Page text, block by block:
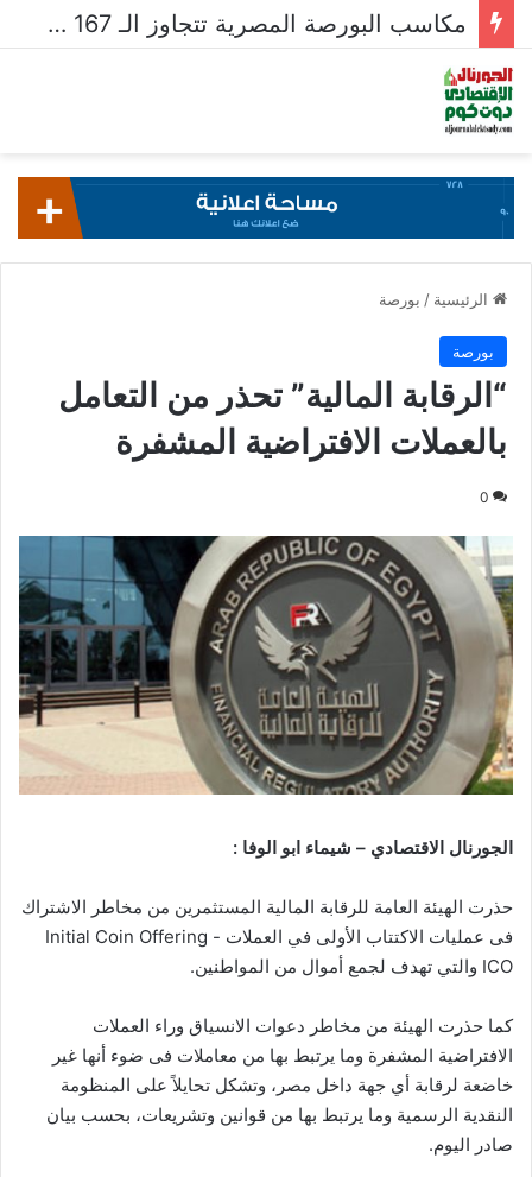
مكاسب البورصة المصرية تتجاوز الـ 167 مليار جنيه خلال أسبوع
الرئيسية / بورصة
بورصة
“الرقابة المالية” تحذر من التعامل
بالعملات الافتراضية المشفرة
0
الجورنال الاقتصادي – شيماء ابو الوفا :
حذرت الهيئة العامة للرقابة المالية المستثمرين من مخاطر الاشتراك
فى عمليات الاكتتاب الأولى في العملات Initial Coin Offering -
ICO والتي تهدف لجمع أموال من المواطنين.
كما حذرت الهيئة من مخاطر دعوات الانسياق وراء العملات
الافتراضية المشفرة وما يرتبط بها من معاملات فى ضوء أنها غير
خاضعة لرقابة أي جهة داخل مصر، وتشكل تحايلاً على المنظومة
النقدية الرسمية وما يرتبط بها من قوانين وتشريعات، بحسب بيان
صادر اليوم.